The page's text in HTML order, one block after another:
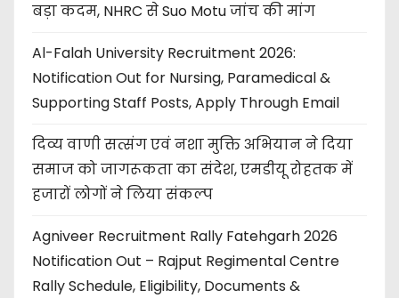
बड़ा कदम, NHRC से Suo Motu जांच की मांग
Al-Falah University Recruitment 2026:
Notification Out for Nursing, Paramedical &
Supporting Staff Posts, Apply Through Email
दिव्य वाणी सत्संग एवं नशा मुक्ति अभियान ने दिया
समाज को जागरूकता का संदेश, एमडीयू रोहतक में
हजारों लोगों ने लिया संकल्प
Agniveer Recruitment Rally Fatehgarh 2026
Notification Out – Rajput Regimental Centre
Rally Schedule, Eligibility, Documents &